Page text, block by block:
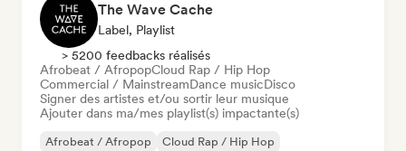
The Wave Cache
Label, Playlist
> 5200 feedbacks réalisés
Afrobeat / AfropopCloud Rap / Hip Hop
Commercial / MainstreamDance musicDisco
Signer des artistes et/ou sortir leur musique
Ajouter dans ma/mes playlist(s) impactante(s)
Afrobeat / Afropop
Cloud Rap / Hip Hop